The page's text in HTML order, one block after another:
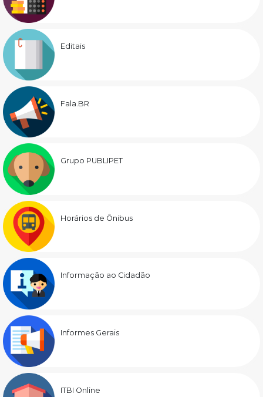
Editais
Fala.BR
Grupo PUBLIPET
Horários de Ônibus
Informação ao Cidadão
Informes Gerais
ITBI Online